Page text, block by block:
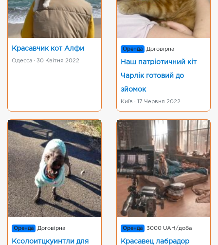
Красавчик кот Алфи
Одесса · 30 Квітня 2022
Оренда Договірна
Наш патріотичний кіт
Чарлік готовий до
зйомок
Київ · 17 Червня 2022
Оренда Договірна
Ксолоитцкуинтли для
Оренда 3000 UAH/доба
Красавец лабрадор